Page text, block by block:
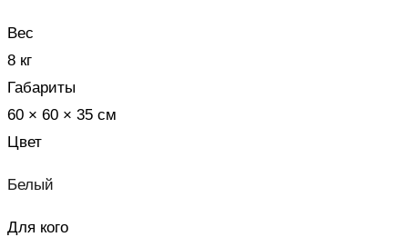
Вес
8 кг
Габариты
60 × 60 × 35 см
Цвет
Белый
Для кого